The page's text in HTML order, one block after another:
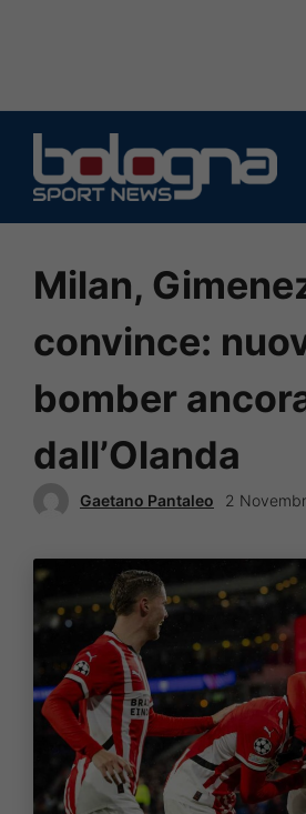
contenuto
Milan,
convince:
bomber
dall’Olanda
Gaetano Pantaleo 2